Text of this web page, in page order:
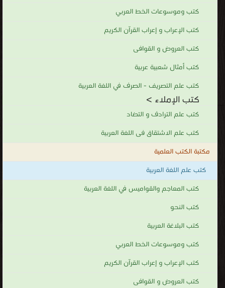
كتب وموسوعات الخط العربي
كتب الإعراب و إعراب القرآن الكريم
كتب العروض و القوافى
كتب أمثال شعبية عربية
كتب علم التصريف - الصرف في اللغة العربية
كتب الإملاء >
كتب علم الترادف و التضاد
كتب علم الاشتقاق فى اللغة العربية
مكتبة الكتب العلمية
كتب علم اللغة العربية
كتب المعاجم والقواميس في اللغة العربية
كتب النحو
كتب البلاغة العربية
كتب وموسوعات الخط العربي
كتب الإعراب و إعراب القرآن الكريم
كتب العروض و القوافى